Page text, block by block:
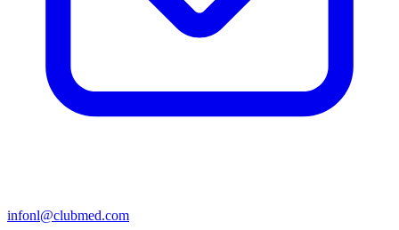
infonl@clubmed.com